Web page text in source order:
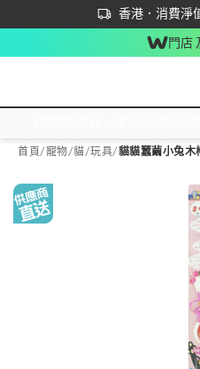
香港．消費淨
立即成為易賞
首次APP下單買滿
門店
首頁/寵物/貓/玩具/貓貓蠶繭小兔